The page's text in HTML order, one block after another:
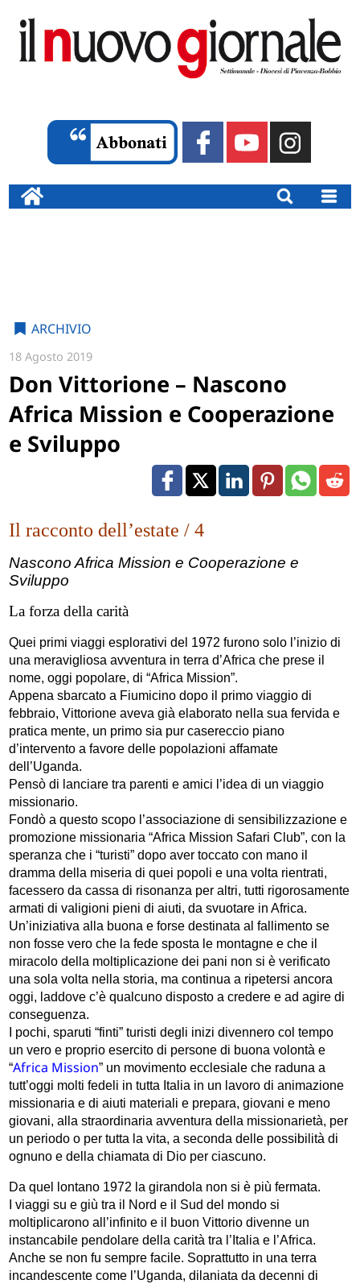
ARCHIVIO
18 Agosto 2019
Don Vittorione – Nascono
Africa Mission e Cooperazione
e Sviluppo
Il racconto dell’estate / 4
Nascono Africa Mission e Cooperazione e
Sviluppo
La forza della carità
Quei primi viaggi esplorativi del 1972 furono solo l’inizio di
una meravigliosa avventura in terra d’Africa che prese il
nome, oggi popolare, di “Africa Mission”.
Appena sbarcato a Fiumicino dopo il primo viaggio di
febbraio, Vittorione aveva già elaborato nella sua fervida e
pratica mente, un primo sia pur casereccio piano
d’intervento a favore delle popolazioni affamate
dell’Uganda.
Pensò di lanciare tra parenti e amici l’idea di un viaggio
missionario.
Fondò a questo scopo l’associazione di sensibilizzazione e
promozione missionaria “Africa Mission Safari Club”, con la
speranza che i “turisti” dopo aver toccato con mano il
dramma della miseria di quei popoli e una volta rientrati,
facessero da cassa di risonanza per altri, tutti rigorosamente
armati di valigioni pieni di aiuti, da svuotare in Africa.
Un’iniziativa alla buona e forse destinata al fallimento se
non fosse vero che la fede sposta le montagne e che il
miracolo della moltiplicazionedei pani non si è verificato
una sola volta nella storia, ma continua a ripetersi ancora
oggi, laddove c’è qualcuno disposto a credere e ad agire di
conseguenza.
I pochi, sparuti “finti” turisti degli inizi divennero col tempo
un vero e proprio esercito di persone di buona volontà e
“Africa Mission” un movimento ecclesiale che raduna a
tutt’oggi molti fedeli in tutta Italia in un lavoro di animazione
missionaria e di aiuti materiali e prepara, giovani e meno
giovani, alla straordinaria avventura della missionarietà, per
un periodo o per tutta la vita, a seconda delle possibilità di
ognuno e della chiamata di Dio per ciascuno.
Da quel lontano 1972 la girandola non si è più fermata.
I viaggi su e giù tra il Nord e il Sud del mondo si
moltiplicarono all’infinito e il buon Vittorio divenne un
instancabile pendolare della carità tra l’Italia e l’Africa.
Anche se non fu sempre facile. Soprattutto in una terra
incandescente come l’Uganda, dilaniata da decenni di